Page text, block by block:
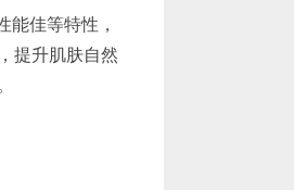
佳等特性，
提升肌肤自然